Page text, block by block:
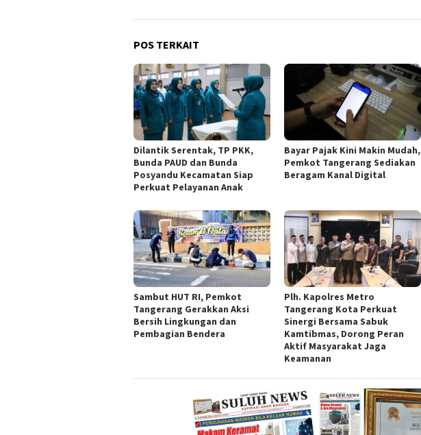
POS TERKAIT
Dilantik Serentak, TP PKK,
Bunda PAUD dan Bunda
Posyandu Kecamatan Siap
Perkuat Pelayanan Anak
Bayar Pajak Kini Makin Mudah,
Pemkot Tangerang Sediakan
Beragam Kanal Digital
Sambut HUT RI, Pemkot
Tangerang Gerakkan Aksi
Bersih Lingkungan dan
Pembagian Bendera
Plh. Kapolres Metro
Tangerang Kota Perkuat
Sinergi Bersama Sabuk
Kamtibmas, Dorong Peran
Aktif Masyarakat Jaga
Keamanan